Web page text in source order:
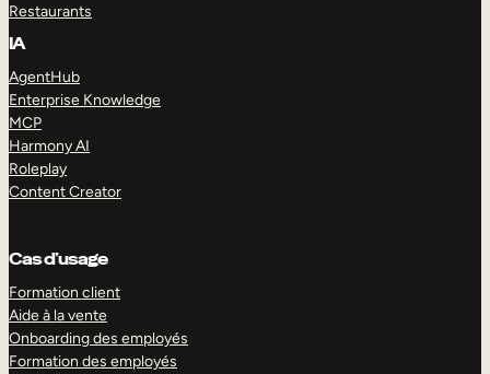
Restaurants
IA
AgentHub
Enterprise Knowledge
MCP
Harmony AI
Roleplay
Content Creator
Cas d’usage
Formation client
Aide à la vente
Onboarding des employés
Formation des employés